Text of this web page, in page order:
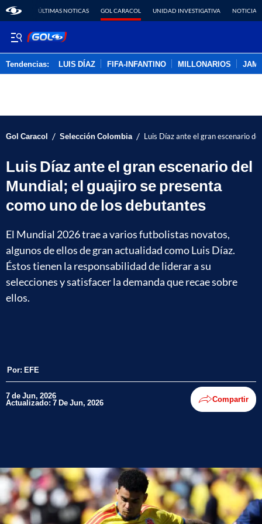
ÚLTIMAS NOTICAS GOL CARACOL UNIDAD INVESTIGATIVA NOTICIAS
Tendencias: LUIS DÍAZ FIFA-INFANTINO MILLONARIOS
Gol Caracol / Selección Colombia / Luis Díaz ante el gran escenario
Luis Díaz ante el gran escenario del
Mundial; el guajiro se presenta
como uno de los debutantes
El Mundial 2026 trae a varios futbolistas novatos,
algunos de ellos de gran actualidad como Luis Díaz.
Éstos tienen la responsabilidad de liderar a su
selecciones y satisfacer la demanda que recae sobre
ellos.
Por: EFE
7 de Jun, 2026
Actualizado: 7 De Jun, 2026 Compartir